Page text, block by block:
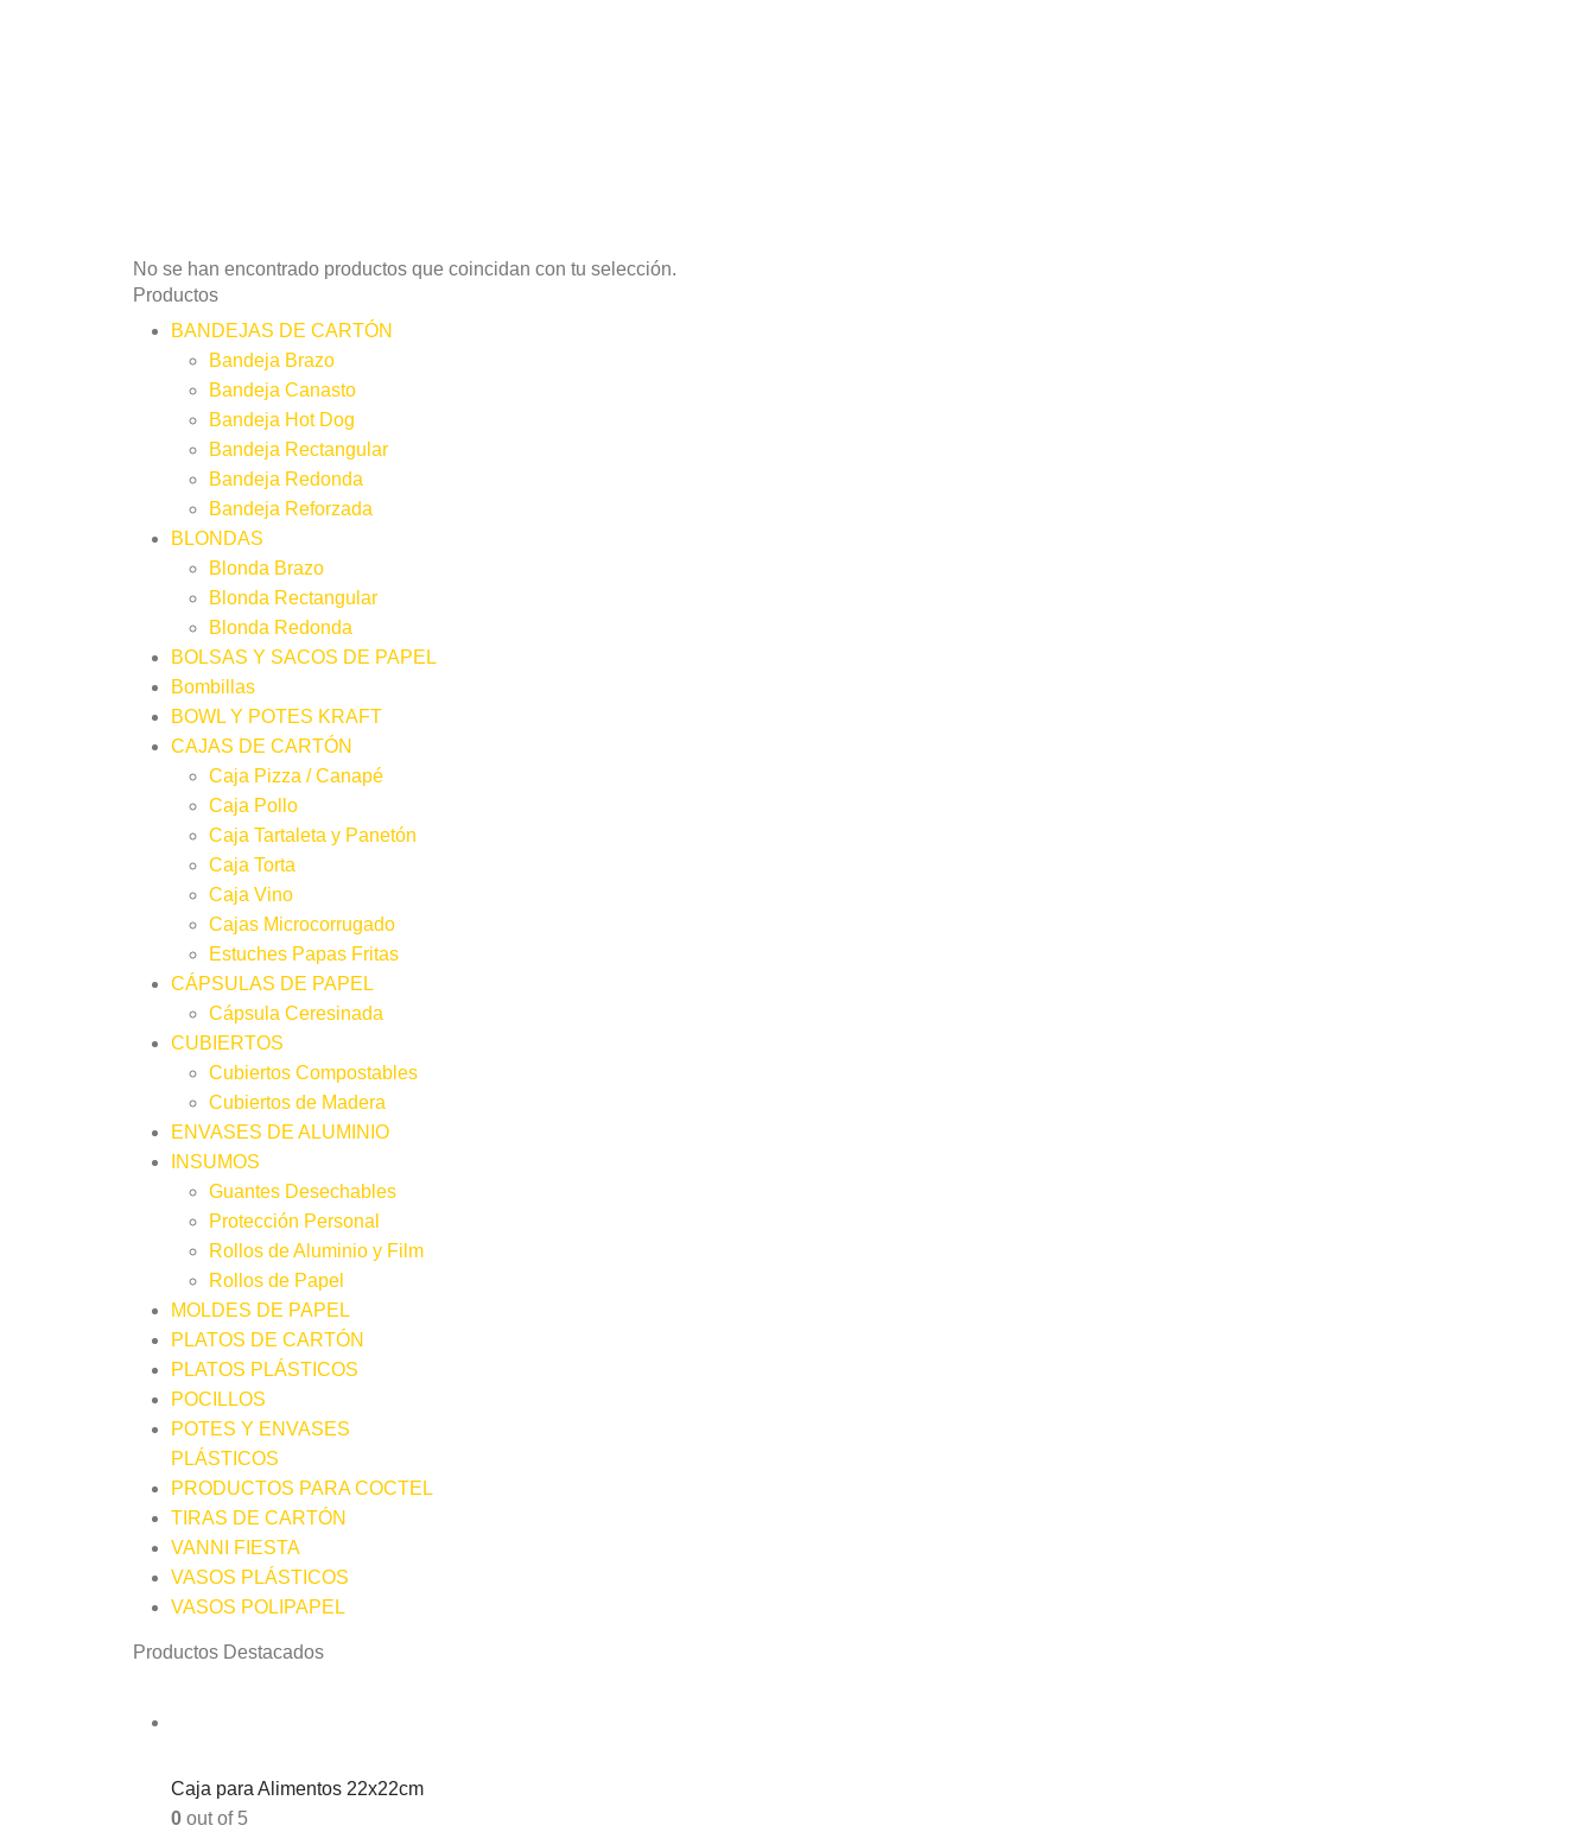
No se han encontrado productos que coincidan con tu selección.
Productos
BANDEJAS DE CARTÓN
Bandeja Brazo
Bandeja Canasto
Bandeja Hot Dog
Bandeja Rectangular
Bandeja Redonda
Bandeja Reforzada
BLONDAS
Blonda Brazo
Blonda Rectangular
Blonda Redonda
BOLSAS Y SACOS DE PAPEL
Bombillas
BOWL Y POTES KRAFT
CAJAS DE CARTÓN
Caja Pizza / Canapé
Caja Pollo
Caja Tartaleta y Panetón
Caja Torta
Caja Vino
Cajas Microcorrugado
Estuches Papas Fritas
CÁPSULAS DE PAPEL
Cápsula Ceresinada
CUBIERTOS
Cubiertos Compostables
Cubiertos de Madera
ENVASES DE ALUMINIO
INSUMOS
Guantes Desechables
Protección Personal
Rollos de Aluminio y Film
Rollos de Papel
MOLDES DE PAPEL
PLATOS DE CARTÓN
PLATOS PLÁSTICOS
POCILLOS
POTES Y ENVASES
PLÁSTICOS
PRODUCTOS PARA COCTEL
TIRAS DE CARTÓN
VANNI FIESTA
VASOS PLÁSTICOS
VASOS POLIPAPEL
Productos Destacados
Caja para Alimentos 22x22cm
0 out of 5